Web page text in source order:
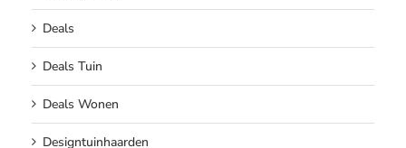
Deals
Deals Tuin
Deals Wonen
Designtuinhaarden